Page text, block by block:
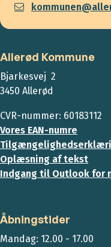
Allerød Kommune
Bjarkesvej 2
3450 Allerød
CVR-nummer: 60183112
Vores EAN-numre
Oplæsning af tekst
Indgang til Outlook for
Åbningstider
Mandag: 12.00 - 17.00